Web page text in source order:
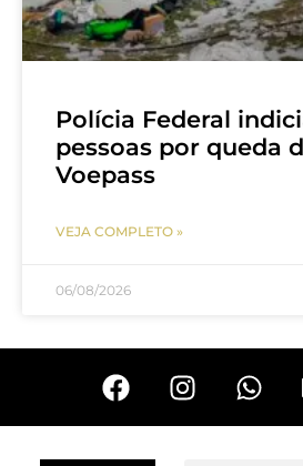
Polícia Federal
pessoas por queda
Voepass
VEJA COMPLETO »
06/08/2026